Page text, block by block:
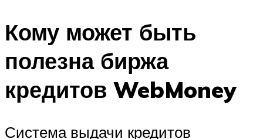
Кому может быть
полезна биржа
кредитов WebMoney
Система выдачи кредитов